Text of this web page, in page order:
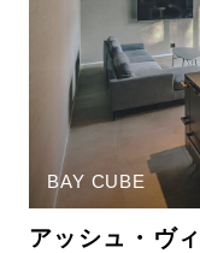
BAY CUBE
アッシュ・ヴ